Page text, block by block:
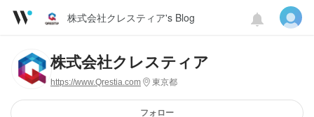
株式会社クレスティア's Blog
株式会社クレスティア
https://www.Qrestia.com 東京都
フォロー